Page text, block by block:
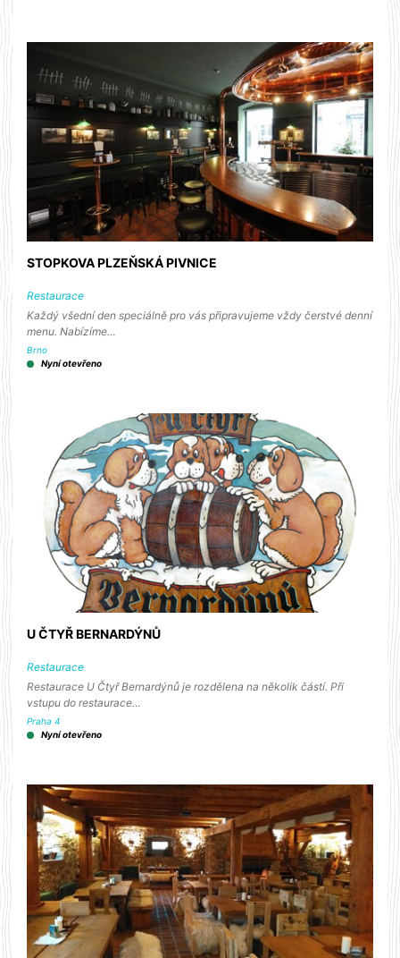
STOPKOVA PLZEŇSKÁ PIVNICE
Restaurace
Každý všední den speciálně pro vás připravujeme vždy čerstvé denní
menu. Nabízíme…
Brno
Nyní otevřeno
U ČTYŘ BERNARDÝNŮ
Restaurace
Restaurace U Čtyř Bernardýnů je rozdělena na několik částí. Při
vstupu do restaurace…
Praha 4
Nyní otevřeno